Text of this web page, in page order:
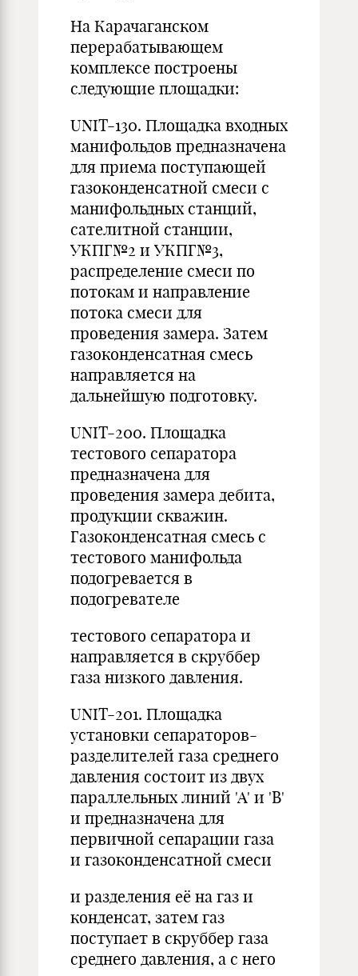
На Карачаганском
перерабатывающем
комплексе построены
следующие площадки:
UNIT-130. Площадка входных
манифольдов предназначена
для приема поступающей
газоконденсатной смеси с
манифольдных станций,
сателитной станции,
УКПГ№2 и УКПГ№3,
распределение смеси по
потокам и направление
потока смеси для
проведения замера. Затем
газоконденсатная смесь
направляется на
дальнейшую подготовку.
UNIT-200. Площадка
тестового сепаратора
предназначена для
проведения замера дебита,
продукции скважин.
Газоконденсатная смесь с
тестового манифольда
подогревается в
подогревателе
тестового сепаратора и
направляется в скруббер
газа низкого давления.
UNIT-201. Площадка
установки сепараторов-
разделителей газа среднего
давления состоит из двух
параллельных линий 'А' и 'B'
и предназначена для
первичной сепарации газа
и газоконденсатной смеси
и разделения её на газ и
конденсат, затем газ
поступает в скруббер газа
среднего давления, а с него